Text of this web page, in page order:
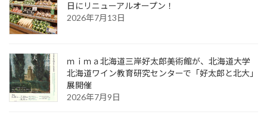
日にリニューアルオープン！
2026年7月13日
ｍｉｍａ北海道三岸好太郎美術館が、北海道大学
北海道ワイン教育研究センターで「好太郎と北大」
展開催
2026年7月9日